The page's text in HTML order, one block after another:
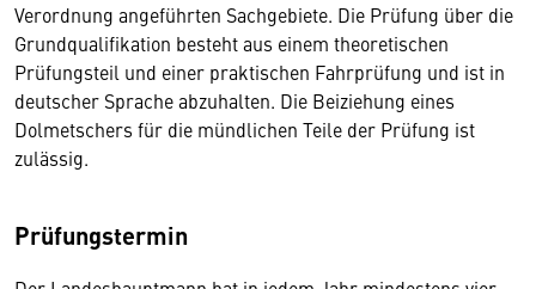
Verordnung angeführten Sachgebiete. Die Prüfung über die
Grundqualifikation besteht aus einem theoretischen
Prüfungsteil und einer praktischen Fahrprüfung und ist in
deutscher Sprache abzuhalten. Die Beiziehung eines
Dolmetschers für die mündlichen Teile der Prüfung ist
zulässig.
Prüfungstermin